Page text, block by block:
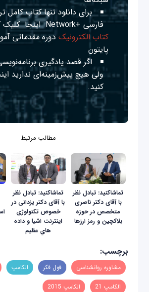
برای دانلود تنها کتاب کامل
فارسی +Network
اینجا کلیک
کتاب الکترونیک دوره مقدماتی
پایتون
اگر قصد یادگیری
ولی هیچ پیش‌زمینه‌ای ندارید
کنید.
مطالب مرتبط
تماشاکنید: تبادل نظر
با آقای دکتر ناصری
متخصص در حوزه
بلاکچین و رمز ارزها
تماشاکنید: تبادل نظر
با آقای دکتر يزدانی در
خصوص تکنولوژی‌
اينترنت اشيا و داده
هاي عظيم
برچسب:
مشاوره روانشناسی فول فکر الکامپ
الکامپ 21 الکامپ 2015